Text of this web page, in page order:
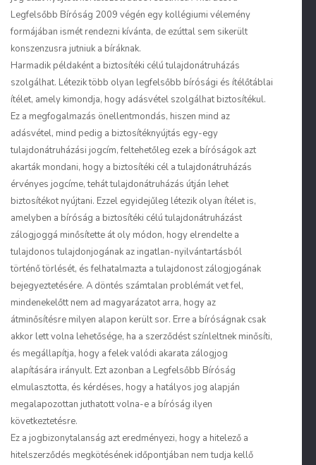
Legfelsőbb Bíróság 2009 végén egy kollégiumi vélemény
formájában ismét rendezni kívánta, de ezúttal sem sikerült
konszenzusra jutniuk a bíráknak.
Harmadik példaként a biztosítéki célú tulajdonátruházás
szolgálhat. Létezik több olyan legfelsőbb bírósági és ítélőtáblai
ítélet, amely kimondja, hogy adásvétel szolgálhat biztosítékul.
Ez a megfogalmazás önellentmondás, hiszen mind az
adásvétel, mind pedig a biztosítéknyújtás egy-egy
tulajdonátruházási jogcím, feltehetőleg ezek a bíróságok azt
akarták mondani, hogy a biztosítéki cél a tulajdonátruházás
érvényes jogcíme, tehát tulajdonátruházás útján lehet
biztosítékot nyújtani. Ezzel egyidejűleg létezik olyan ítélet is,
amelyben a bíróság a biztosítéki célú tulajdonátruházást
zálogjoggá minősítette át oly módon, hogy elrendelte a
tulajdonos tulajdonjogának az ingatlan-nyilvántartásból
történő törlését, és felhatalmazta a tulajdonost zálogjogának
bejegyeztetésére. A döntés számtalan problémát vet fel,
mindenekelőtt nem ad magyarázatot arra, hogy az
átminősítésre milyen alapon került sor. Erre a bíróságnak csak
akkor lett volna lehetősége, ha a szerződést színleltnek minősíti,
és megállapítja, hogy a felek valódi akarata zálogjog
alapítására irányult. Ezt azonban a Legfelsőbb Bíróság
elmulasztotta, és kérdéses, hogy a hatályos jog alapján
megalapozottan juthatott volna-e a bíróság ilyen
következtetésre.
Ez a jogbizonytalanság azt eredményezi, hogy a hitelező a
hitelszerződés megkötésének időpontjában nem tudja kellő